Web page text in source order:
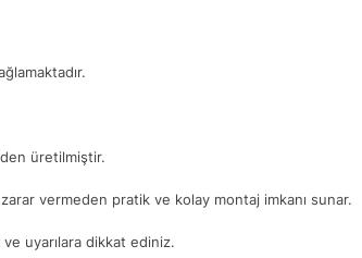
üretilmiştir.
vermeden pratik ve kolay montaj imkanı sunar.
uyarılara dikkat ediniz.